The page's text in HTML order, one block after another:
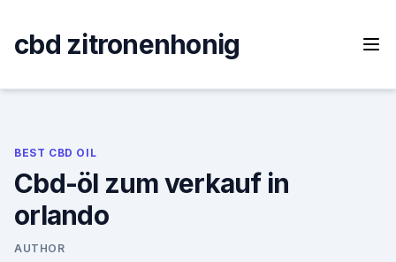
content
cbd zitronenhonig
BEST CBD OIL
Cbd-öl zum verkauf in
orlando
AUTHOR